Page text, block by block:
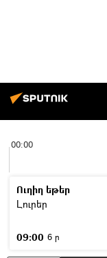
00:00
Ուղիղ եթեր
Լուրեր
09:00 6 ր